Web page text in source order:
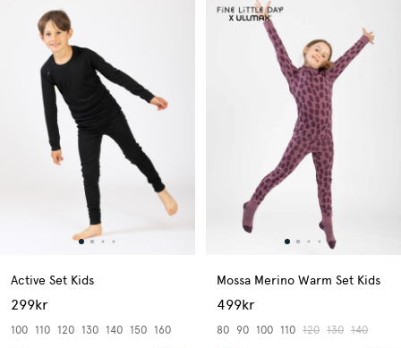
Active Set Kids
299kr
100 110 120 130 140 150
160
Mossa Merino Warm Set Kids
499kr
80 90 100 110 120 130 140